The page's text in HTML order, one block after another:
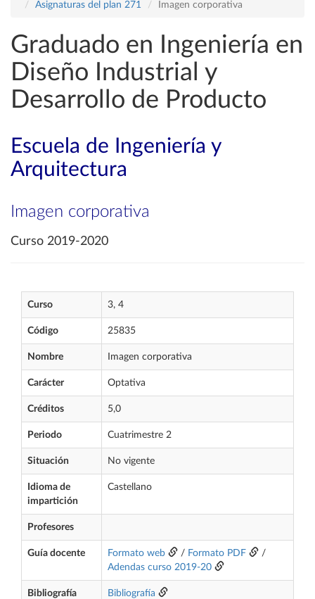
Asignaturas del plan 271
Imagen corporativa
Graduado en Ingeniería en
Diseño Industrial y
Desarrollo de Producto
Escuela de Ingeniería y
Arquitectura
Imagen corporativa
Curso 2019-2020
Curso 3, 4
Código 25835
Nombre Imagen corporativa
Carácter Optativa
Créditos 5,0
Periodo Cuatrimestre 2
Situación No vigente
Idioma de
impartición
Castellano
Profesores
Guía docente Formato web / Formato PDF
/
Adendas curso 2019-20
Bibliografía
Bibliografía